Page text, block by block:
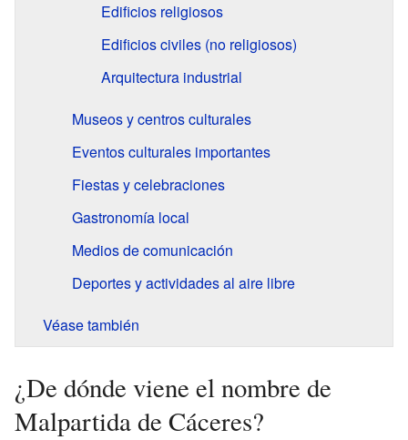
Edificios religiosos
Edificios civiles (no religiosos)
Arquitectura industrial
Museos y centros culturales
Eventos culturales importantes
Fiestas y celebraciones
Gastronomía local
Medios de comunicación
Deportes y actividades al aire libre
Véase también
¿De dónde viene el nombre de
Malpartida de Cáceres?